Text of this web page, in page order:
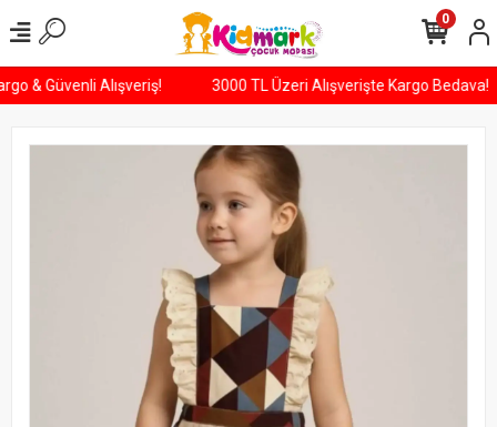
& Güvenli Alışveriş! 3000 TL Üzeri Alışverişte Kargo
0